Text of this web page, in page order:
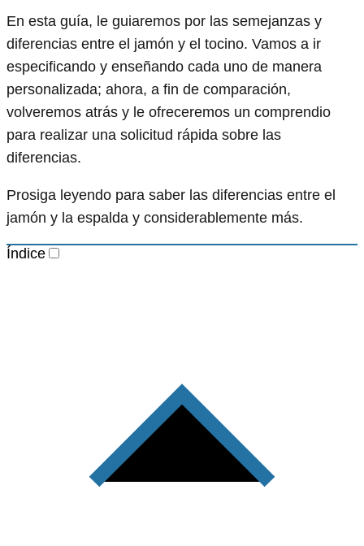
En esta guía, le guiaremos por las semejanzas y
diferencias entre el jamón y el tocino. Vamos a ir
especificando y enseñando cada uno de manera
personalizada; ahora, a fin de comparación,
volveremos atrás y le ofreceremos un comprendio
para realizar una solicitud rápida sobre las
diferencias.
Prosiga leyendo para saber las diferencias entre el
jamón y la espalda y considerablemente más.
Índice